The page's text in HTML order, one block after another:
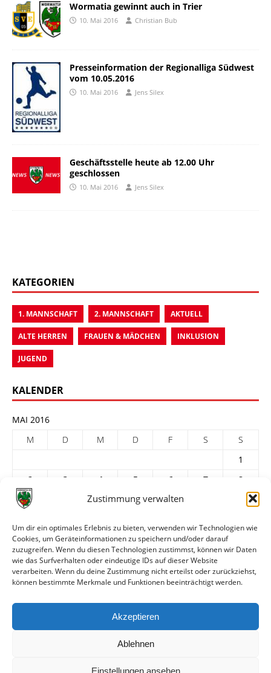
Zustimmung verwalten
Um dir ein optimales Erlebnis zu bieten, verwenden wir Technologien wie
Cookies, um Geräteinformationen zu speichern und/oder darauf
zuzugreifen. Wenn du diesen Technologien zustimmst, können wir Daten
wie das Surfverhalten oder eindeutige IDs auf dieser Website
verarbeiten. Wenn du deine Zustimmung nicht erteilst oder zurückziehst,
können bestimmte Merkmale und Funktionen beeinträchtigt werden.
Akzeptieren
Ablehnen
Einstellungen ansehen
Wormatia gewinnt auch in Trier
10. Mai 2016 Christian Bub
Presseinformation der Regionalliga Südwest
vom 10.05.2016
10. Mai 2016 Jens Silex
Geschäftsstelle heute ab 12.00 Uhr
geschlossen
10. Mai 2016 Jens Silex
KATEGORIEN
1. MANNSCHAFT 2. MANNSCHAFT AKTUELL
ALTE HERREN FRAUEN & MÄDCHEN INKLUSION
JUGEND
KALENDER
MAI 2016
M
D M D F S
S
1
2
3 4 5 6 7
8
9
11 12 13
23
24 25 26 27 28
30
31
« Apr.
Juni »
ARCHIV